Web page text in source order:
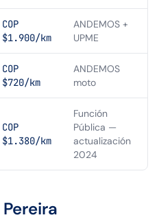
COP
$1.900/km
ANDEMOS +
UPME
COP
$720/km
ANDEMOS
moto
COP
$1.380/km
Función
Pública —
actualización
2024
Pereira